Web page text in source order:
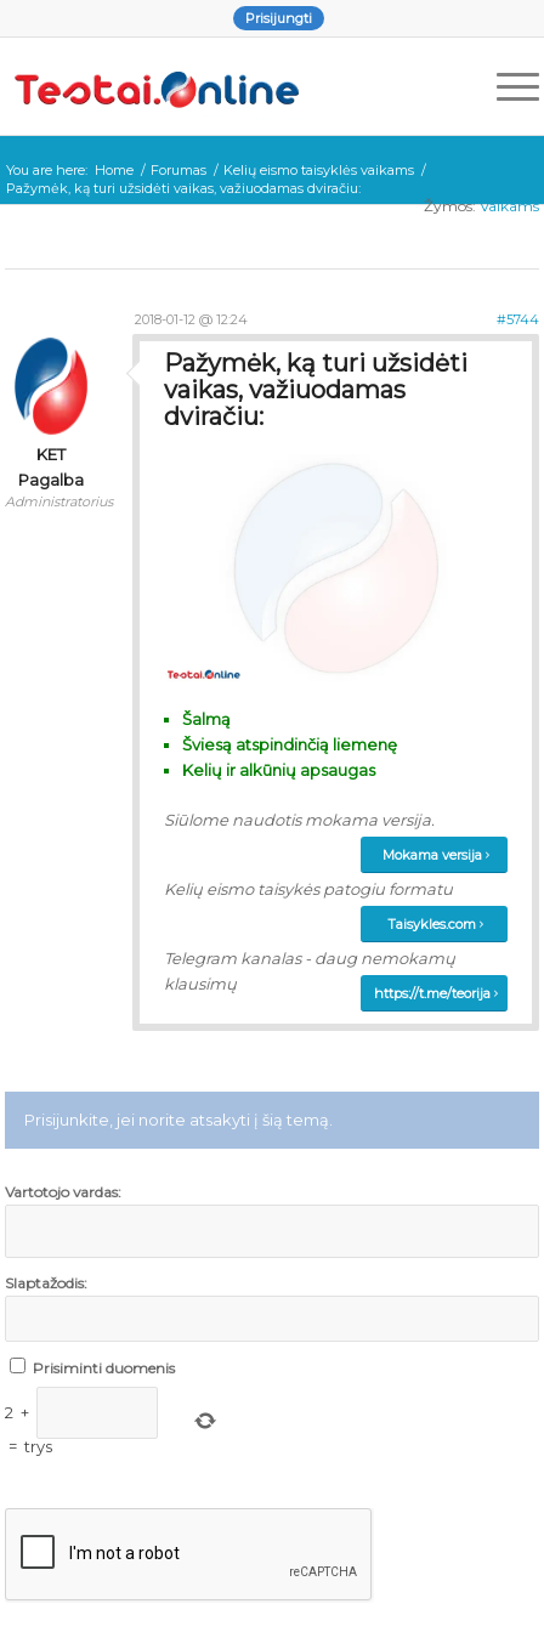
Prisijungti
You are here: Home / Forumas / Kelių eismo taisyklės vaikams /
Pažymėk, ką turi užsidėti vaikas, važiuodamas dviračiu:
Žymos:Vaikams
2018-01-12 @ 12:24 #5744
KET
Pagalba
Administratorius
Pažymėk, ką turi užsidėti
vaikas, važiuodamas
dviračiu:
Šalmą
Šviesą atspindinčią liemenę
Kelių ir alkūnių apsaugas
Siūlome naudotis mokama versija.
Mokama versija
Kelių eismo taisykės patogiu formatu
Taisykles.com
Telegram kanalas - daug nemokamų
klausimų
https://t.me/teorija
Prisijunkite, jei norite atsakyti į šią temą.
Vartotojo vardas:
Slaptažodis:
Prisiminti duomenis
2 +
= trys